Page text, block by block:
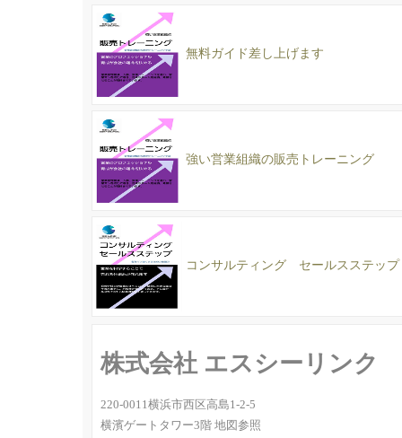
無料ガイド差し上げます
強い営業組織の販売トレーニング
コンサルティング セールスステップ
株式会社 エスシーリンク
220-0011横浜市西区高島1-2-5
横濱ゲートタワー3階 地図参照